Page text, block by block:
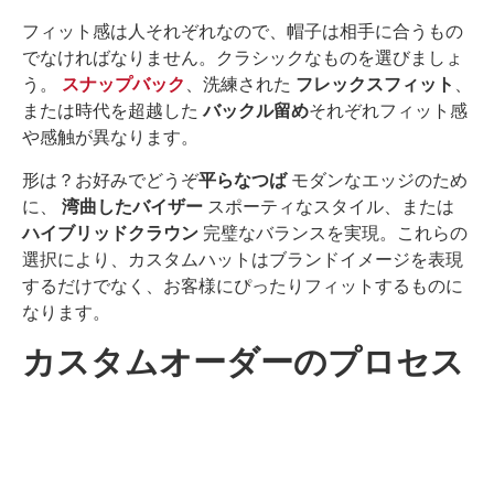
フィット感は人それぞれなので、帽子は相手に合うもの
でなければなりません。クラシックなものを選びましょ
う。 スナップバック、洗練された フレックスフィット 、
または時代を超越したバックル留めそれぞれフィット感
や感触が異なります。
形は？お好みでどうぞ平らなつばモダンなエッジのため
に、 湾曲したバイザー スポーティなスタイル、または
ハイブリッドクラウン 完璧なバランスを実現。これらの
選択により、カスタムハットはブランドイメージを表現
するだけでなく、お客様にぴったりフィットするものに
なります。
カスタムオーダーのプロセス